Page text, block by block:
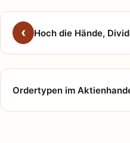
Hoch die Hände,
Ordertypen im